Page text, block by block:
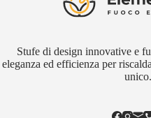
Stufe di design innovative e
eleganza ed efficienza per
unico.